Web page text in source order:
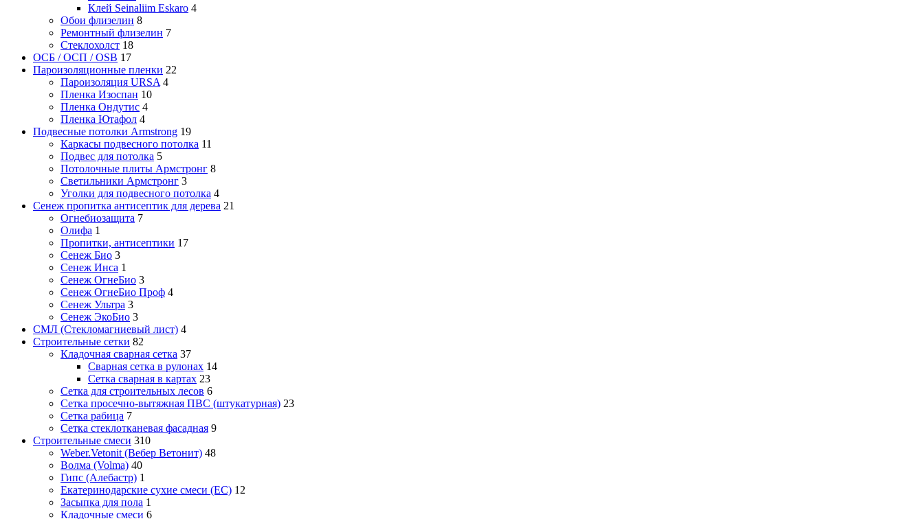
Клей Seinaliim Eskaro 4
Обои флизелин 8
Ремонтный флизелин 7
Стеклохолст 18
ОСБ / ОСП / OSB 17
Пароизоляционные пленки 22
Пароизоляция URSA 4
Пленка Изоспан 10
Пленка Ондутис 4
Пленка Ютафол 4
Подвесные потолки Armstrong 19
Каркасы подвесного потолка 11
Подвес для потолка 5
Потолочные плиты Армстронг 8
Светильники Армстронг 3
Уголки для подвесного потолка 4
Сенеж пропитка антисептик для дерева 21
Огнебиозащита 7
Олифа 1
Пропитки, антисептики 17
Сенеж Био 3
Сенеж Инса 1
Сенеж ОгнеБио 3
Сенеж ОгнеБио Проф 4
Сенеж Ультра 3
Сенеж ЭкоБио 3
СМЛ (Стекломагниевый лист) 4
Строительные сетки 82
Кладочная сварная сетка 37
Сварная сетка в рулонах 14
Сетка сварная в картах 23
Сетка для строительных лесов 6
Сетка просечно-вытяжная ПВС (штукатурная) 23
Сетка рабица 7
Сетка стеклотканевая фасадная 9
Строительные смеси 310
Weber.Vetonit (Вебер Ветонит) 48
Волма (Volma) 40
Гипс (Алебастр) 1
Екатеринодарские сухие смеси (ЕС) 12
Засыпка для пола 1
Кладочные смеси 6